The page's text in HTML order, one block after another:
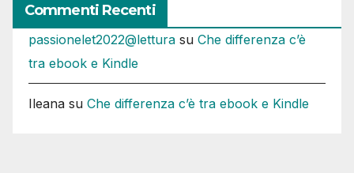
Commenti Recenti
passionelet2022@lettura su Che differenza c’è
tra ebook e Kindle
Ileana su Che differenza c’è tra ebook e Kindle